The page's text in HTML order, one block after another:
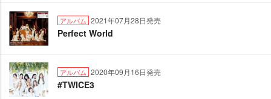
アルバム 2021年07月28日発売
Perfect World
アルバム 2020年09月16日発売
#TWICE3